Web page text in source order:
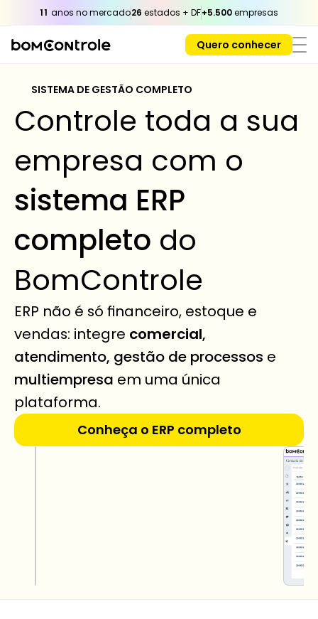
11 anos no mercado26 estados + DF+5.500 empresas
Quero conhecer
SISTEMA DE GESTÃO COMPLETO
Controle toda a sua
sistema ERP
completo do
BomControle
ERP não é só financeiro, estoque e
vendas: integre comercial,
atendimento, gestão de processos
multiempresa em uma única
plataforma.
Conheça o ERP completo